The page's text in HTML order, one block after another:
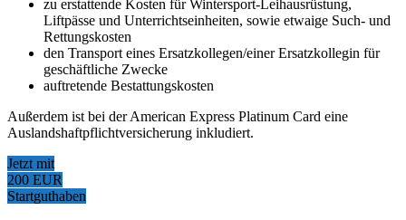
zu erstattende Kosten für Wintersport-Leihausrüstung,
Liftpässe und Unterrichtseinheiten, sowie etwaige Such- und
Rettungskosten
den Transport eines Ersatzkollegen/einer Ersatzkollegin für
geschäftliche Zwecke
auftretende Bestattungskosten
Außerdem ist bei der American Express Platinum Card eine
Auslandshaftpflichtversicherung inkludiert.
Jetzt mit
200 EUR
Startguthaben